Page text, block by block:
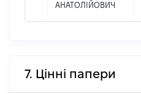
АНАТОЛІЙОВИЧ
7. Цінні папери